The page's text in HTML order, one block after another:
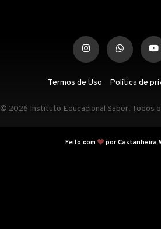
Termos de Uso Política de
© 2026 Instituto Educacional Saber. Todos
Feito com por